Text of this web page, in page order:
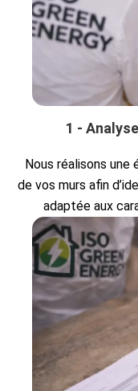
1 -
Nous réalisons
de vos murs afin
adaptée aux